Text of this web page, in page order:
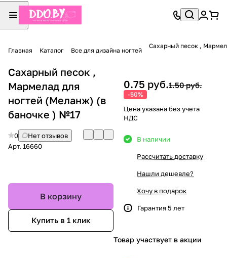
Главная Каталог Все для дизайна ногтей
Сахарный песок ,
Сахарный песок ,
Мармелад для
ногтей (Меланж) (в
баночке ) №17
0
Нет отзывов
Арт. 16660
В корзину
Купить в 1 клик
0.75 руб.1.50 руб.
-50%
Цена указана без учета
НДС
В наличии
Рассчитать доставку
Нашли дешевле?
Хочу в подарок
Гарантия 5 лет
Товар участвует в акции